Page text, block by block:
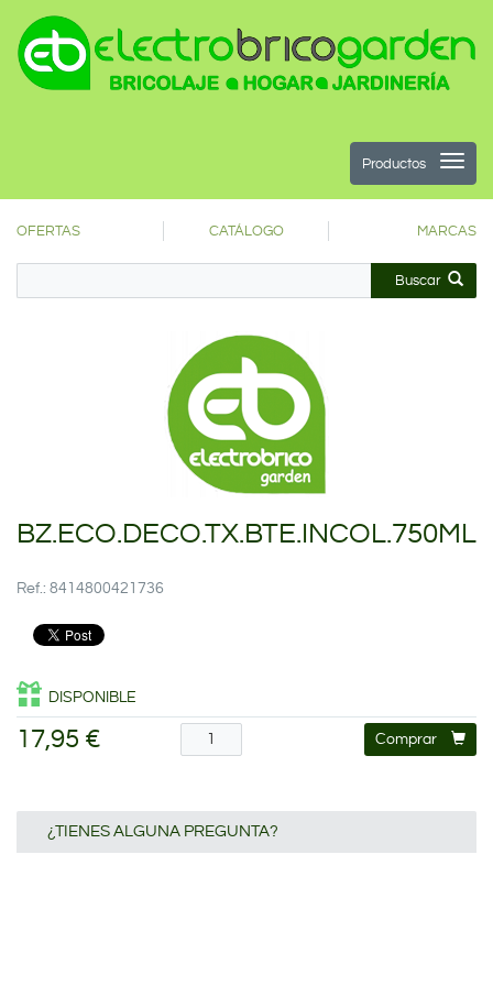
Productos
OFERTAS CATÁLOGO MARCAS
Buscar
BZ.ECO.DECO.TX.BTE.INCOL.750ML
Ref.: 8414800421736
DISPONIBLE
17,95 € Comprar
¿TIENES ALGUNA PREGUNTA?